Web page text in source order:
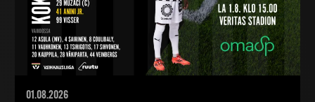
01.08.2026